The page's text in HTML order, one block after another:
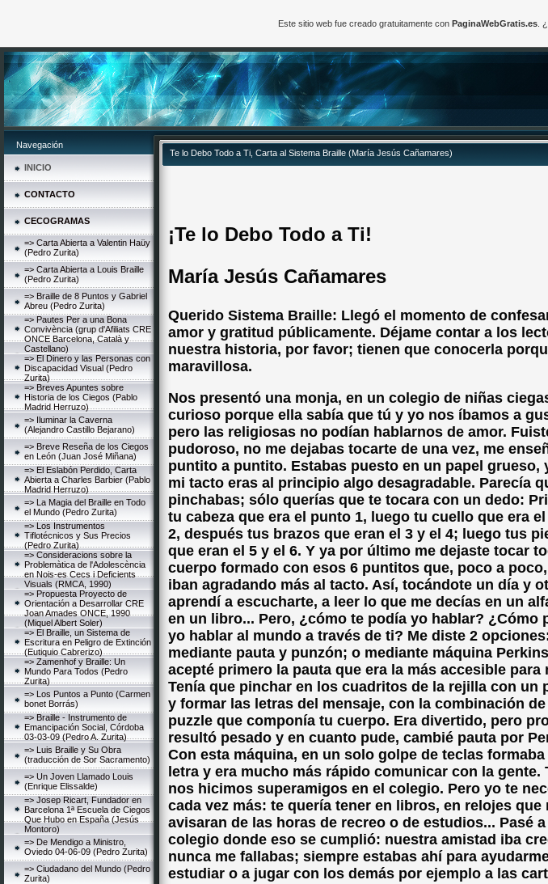
Navegación
INICIO
CONTACTO
CECOGRAMAS
=> Carta Abierta a Valentin Haüy
(Pedro Zurita)
=> Carta Abierta a Louis Braille
(Pedro Zurita)
=> Braille de 8 Puntos y Gabriel
Abreu (Pedro Zurita)
=> Pautes Per a una Bona
Convivència (grup d'Afiliats CRE
ONCE Barcelona, Català y
Castellano)
=> El Dinero y las Personas con
Discapacidad Visual (Pedro
Zurita)
=> Breves Apuntes sobre
Historia de los Ciegos (Pablo
Madrid Herruzo)
=> Iluminar la Caverna
(Alejandro Castillo Bejarano)
=> Breve Reseña de los Ciegos
en León (Juan José Miñana)
=> El Eslabón Perdido, Carta
Abierta a Charles Barbier (Pablo
Madrid Herruzo)
=> La Magia del Braille en Todo
el Mundo (Pedro Zurita)
=> Los Instrumentos
Tiflotécnicos y Sus Precios
(Pedro Zurita)
=> Consideracions sobre la
Problemàtica de l'Adolescència
en Nois-es Cecs i Deficients
Visuals (RMCA, 1990)
=> Propuesta Proyecto de
Orientación a Desarrollar CRE
Joan Amades ONCE, 1990
(Miquel Albert Soler)
=> El Braille, un Sistema de
Escritura en Peligro de Extinción
(Eutiquio Cabrerizo)
=> Zamenhof y Braille: Un
Mundo Para Todos (Pedro
Zurita)
=> Los Puntos a Punto (Carmen
bonet Borrás)
=> Braille - Instrumento de
Emancipación Social, Córdoba
03-03-09 (Pedro A. Zurita)
=> Luis Braille y Su Obra
(traducción de Sor Sacramento)
=> Un Joven Llamado Louis
(Enrique Elissalde)
=> Josep Ricart, Fundador en
Barcelona 1ª Escuela de Ciegos
Que Hubo en España (Jesús
Montoro)
=> De Mendigo a Ministro,
Oviedo 04-06-09 (Pedro Zurita)
=> Ciudadano del Mundo (Pedro
Zurita)
Te lo Debo Todo a Ti, Carta al Sistema Braille (María Jesús Cañamares)
¡Te lo Debo Todo a Ti!
María Jesús Cañamares
Querido Sistema Braille: Llegó el momento de
amor y gratitud públicamente. Déjame contar a los
nuestra historia, por favor; tienen que conocerla
maravillosa.
Nos presentó una monja, en un colegio de niñas
curioso porque ella sabía que tú y yo nos íbamos a
pero las religiosas no podían hablarnos de amor.
pudoroso, no me dejabas tocarte de una vez, me
puntito a puntito. Estabas puesto en un papel grueso,
mi tacto eras al principio algo desagradable. Parecía
pinchabas; sólo querías que te tocara con un dedo:
tu cabeza que era el punto 1, luego tu cuello que era
2, después tus brazos que eran el 3 y el 4; luego tus
que eran el 5 y el 6. Y ya por último me dejaste tocar
cuerpo formado con esos 6 puntitos que, poco a
iban agradando más al tacto. Así, tocándote un día y
aprendí a escucharte, a leer lo que me decías en un
en un libro... Pero, ¿cómo te podía yo hablar? ¿Cómo
yo hablar al mundo a través de ti? Me diste 2
mediante pauta y punzón; o mediante máquina
acepté primero la pauta que era la más accesible para
Tenía que pinchar en los cuadritos de la rejilla con un
y formar las letras del mensaje, con la combinación de
puzzle que componía tu cuerpo. Era divertido, pero
resultó pesado y en cuanto pude, cambié pauta por
Con esta máquina, en un solo golpe de teclas formaba
letra y era mucho más rápido comunicar con la gente.
nos hicimos superamigos en el colegio. Pero yo te
cada vez más: te quería tener en libros, en relojes que
avisaran de las horas de recreo o de estudios... Pasé
colegio donde eso se cumplió: nuestra amistad iba
nunca me fallabas; siempre estabas ahí para
estudiar o a jugar con los demás por ejemplo a las
Este sitio web fue creado gratuitamente con PaginaWebGratis.es.